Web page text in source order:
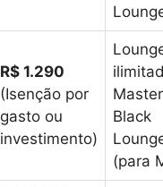
R$ 1.290
(Isenção por
gasto ou
investimento)
Black
(para